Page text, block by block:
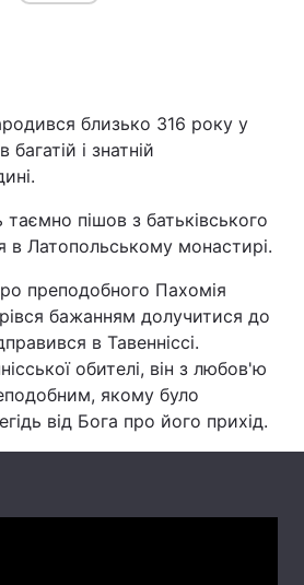
Політика
Світ
Наука
близько 316 року у
і знатній
пішов з батьківського
в Латопольському монастирі.
преподобного Пахомія
бажанням долучитися до
в Тавенніссі.
обителі, він з любов'ю
якому було
від Бога про його прихід.